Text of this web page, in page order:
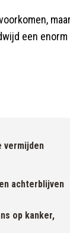
een
vermijden
achterblijven
op kanker,